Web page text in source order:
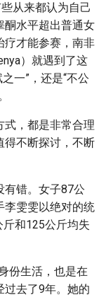
从来都认为自己
酮水平超出普通女
疗才能参赛，南非
）就遇到了这
一”，还是“不公
式，都是非常合理
得不断探讨，不断
有错。女子87公
李雯雯以绝对的统
斤和125公斤均失
份生活，也是在
过去了9年。她的